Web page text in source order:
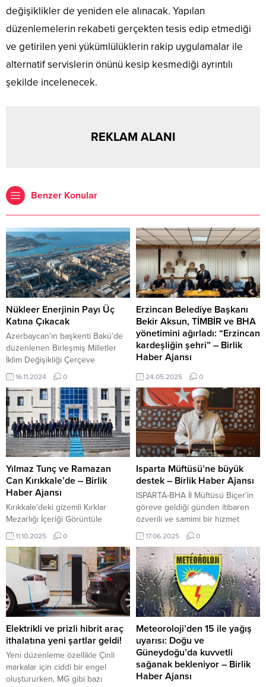
değişiklikler de yeniden ele alınacak. Yapılan
düzenlemelerin rekabeti gerçekten tesis edip etmediği
ve getirilen yeni yükümlülüklerin rakip uygulamalar ile
alternatif servislerin önünü kesip kesmediği ayrıntılı
şekilde incelenecek.
REKLAM ALANI
Benzer Konular
Nükleer Enerjinin Payı Üç
Katına Çıkacak
Azerbaycan’ın başkenti Bakü’de
düzenlenen Birleşmiş Milletler
İklim Değişikliği Çerçeve
Sözleşmesi 29. Taraflar
Konferansı’nda (COP29) 2050 net
sıfır hedefine ulaşmak için
nükleer enerjinin önemi bir kez
daha güçlü bir şekilde dile
getirildi. Geçtiğimiz yıl Dubai’de
düzenlenen COP28’de ABD’nin
başlattığı ve nükleer alanında
önde gelen Fransa, Japonya ve
Güney Kore gibi ülkeler...
16.11.2024 0
Erzincan Belediye Başkanı
Bekir Aksun, TİMBİR ve BHA
yönetimini ağırladı: “Erzincan
kardeşliğin şehri” – Birlik
Haber Ajansı
ERZİNCAN-BHA Toplantıda
konuşan Erzincan Belediye
Başkanı Bekir Aksun, internetin
günümüzün vazgeçilmez bir
gerçeği olduğuna dikkat çekerek,
“İnternet günümüzün
vazgeçilmezi. Artık 28 saniyede
haberlerin dünyada yankı
bulduğu bir dönemdeyiz” dedi.
Aksun konuşmasını şöyle
sürdürdü: “Bizler bisikletin
üzerindeki kişiler gibiyiz. Pedal
çevirirsek hızla yol alacağız,
milyon Türkiye’mizi, 350 milyon...
24.05.2025 0
Yılmaz Tunç ve Ramazan
Can Kırıkkale’de – Birlik
Haber Ajansı
Kırıkkale’deki gizemli Kırklar
Mezarlığı İçeriği Görüntüle
KIRIKKALE-BHA Ziyaret ve
programları kapsamında
Kırıkkale’ye gelen Adalet Bakanı
Yılmaz Tunç ile Bakan Yardımcısı,
Kırıkkaleli hemşehrimiz Ramazan
Can, Kırıkkale Valiliğini ziyaret etti.
Valilik Şeref Defteri’ni imzalayan
Bakan Tunç, beraberindeki
heyetle birlikte Kırıkkale Valisi
Mehmet Makas’ı makamında
ziyaret ederek bir süre görüştü.
Ziyarette, kentte yürütülen...
11.10.2025 0
Isparta Müftüsü’ne büyük
destek – Birlik Haber Ajansı
ISPARTA-BHA İl Müftüsü Biçer’in
göreve geldiği günden itibaren
özverili ve samimi bir hizmet
anlayışı ortaya koyduğunu
belirten din görevlileri, “Türkiye
Diyanet Vakfı Isparta Şubesine
kazandırılan gayrimenkuller şahsi
değil, kurumsal bir kazanımdır.
Bunu şahsi çıkar gibi lanse
edenlerin niyetleri ise bellidir”
ifadelerini kullandılar. Isparta’da
görev yapan din görevlileri
yaptıkları yazılı açıklamada...
17.06.2025 0
Elektrikli ve prizli hibrit araç
ithalatına yeni şartlar geldi!
Yeni düzenleme özellikle Çinli
markalar için ciddi bir engel
oluştururken, MG gibi bazı
Meteoroloji’den 15 ile yağış
uyarısı: Doğu ve
Güneydoğu’da kuvvetli
sağanak bekleniyor – Birlik
Haber Ajansı